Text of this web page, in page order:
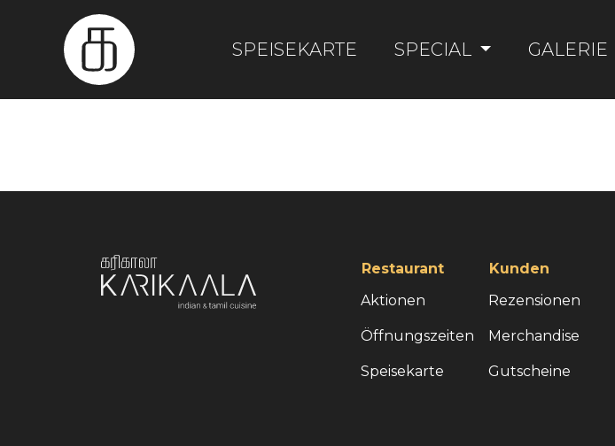
SPEISEKARTE SPECIAL GALERIE
Restaurant
Aktionen
Öffnungszeiten
Speisekarte
Kunden
Rezensionen
Merchandise
Gutscheine